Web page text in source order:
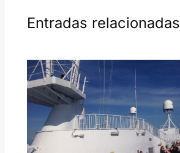
Entradas relacionadas